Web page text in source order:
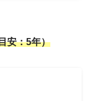
安：5年）